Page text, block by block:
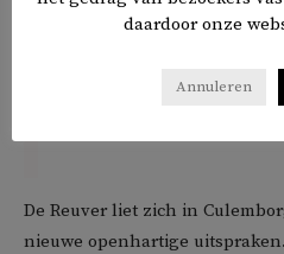
De Reuver liet zich in
nieuwe openhartige
daardoor onze
Annuleren